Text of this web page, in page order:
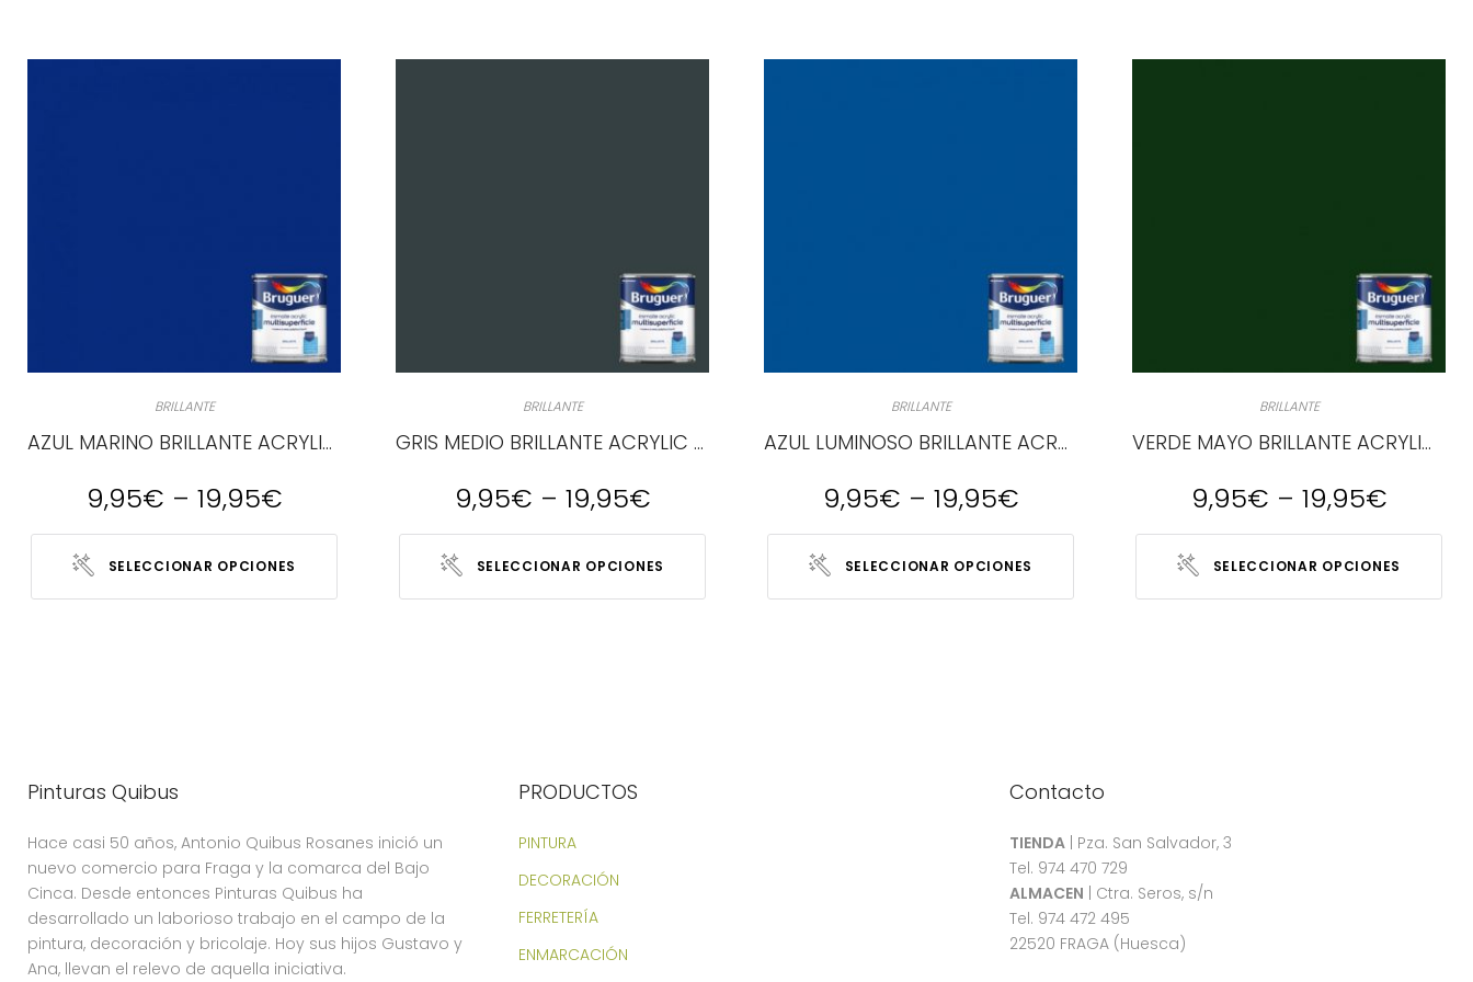
BRILLANTE
AZUL MARINO BRILLANTE ACRYLIC MULTISUPERCIE
9,95€ – 19,95€
SELECCIONAR OPCIONES
BRILLANTE
GRIS MEDIO BRILLANTE ACRYLIC MULTISUPERCIE
9,95€ – 19,95€
SELECCIONAR OPCIONES
BRILLANTE
AZUL LUMINOSO BRILLANTE ACRYLIC MULTISUPERCIE
9,95€ – 19,95€
SELECCIONAR OPCIONES
BRILLANTE
VERDE MAYO BRILLANTE ACRYLIC MULTISUPERCIE
9,95€ – 19,95€
SELECCIONAR OPCIONES
Pinturas Quibus
Hace casi 50 años, Antonio Quibus Rosanes inició un
nuevo comercio para Fraga y la comarca del Bajo
Cinca. Desde entonces Pinturas Quibus ha
desarrollado un laborioso trabajo en el campo de la
pintura, decoración y bricolaje. Hoy sus hijos Gustavo y
Ana, llevan el relevo de aquella iniciativa.
PRODUCTOS
PINTURA
DECORACIÓN
FERRETERÍA
ENMARCACIÓN
Contacto
TIENDA| Pza. San Salvador, 3
Tel. 974 470 729
ALMACEN | Ctra. Seros, s/n
Tel. 974 472 495
22520 FRAGA (Huesca)